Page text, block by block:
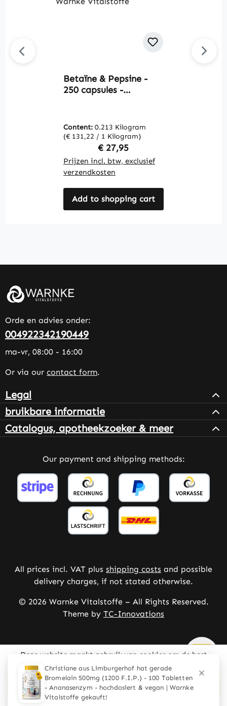
Betaïne & Pepsine -
250 capsules -
| Warnke Vitalstoffe
Content: 0.213 Kilogram
(€ 131,22 / 1 Kilogram)
Regular price:
€ 27,95
Prijzen incl. btw, exclusief
verzendkosten
Add to shopping cart
Orde en advies onder:
004922342190449
ma-vr, 08:00 - 16:00
Or via our contact form.
Legal
bruikbare informatie
Catalogus, apotheekzoeker & meer
Our payment and shipping methods:
All prices incl. VAT plus shipping costs and possible
delivery charges, if not stated otherwise.
© 2026 Warnke Vitalstoffe – All Rights Reserved.
Theme by TC-Innovations
Deze website maakt gebruik van cookies om de best
mogelijke ervaring te biedenMeer informatie ...
Alleen technisch noodzakelijke
Configureren